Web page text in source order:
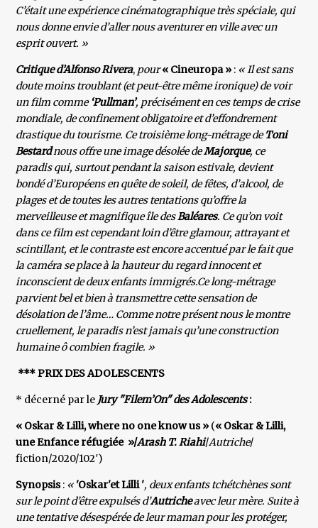
C’était une expérience cinématographique très spéciale, qui
nous donne envie d’aller nous aventurer en ville avec un
esprit ouvert. »
Critique d’Alfonso Rivera, pour« Cineuropa » : « Il est sans
doute moins troublant (et peut-être même ironique) de voir
un film comme ‘Pullman’, précisément en ces temps de crise
mondiale, de confinement obligatoire et d’effondrement
drastique du tourisme. Ce troisième long-métrage deToni
Bestardnous offre une image désolée deMajorque, ce
paradis qui, surtout pendant la saison estivale, devient
bondé d’Européens en quête de soleil, de fêtes, d’alcool, de
plages et de toutes les autres tentations qu’offre la
merveilleuse et magnifique île desBaléares. Ce qu’on voit
dans ce film est cependant loin d’être glamour, attrayant et
scintillant, et le contraste est encore accentué par le fait que
la caméra se place à la hauteur du regard innocent et
inconscient de deux enfants immigrés.Ce long-métrage
parvient bel et bien à transmettre cette sensation de
désolation de l’âme… Comme notre présent nous le montre
cruellement, le paradis n’est jamais qu’une construction
humaine ô combien fragile. »
*** PRIX DES ADOLESCENTS
* décerné par le Jury "Filem’On" des Adolescents:
« Oskar & Lilli, where no one know us » (« Oskar & Lilli,
une Enfance réfugiée »​/Arash T. Riahi/Autriche/
fiction/2020/102′)
Synopsis: «'Oskar'et Lilli ', deux enfants tchétchènes sont
sur le point d’être expulsés d’Autricheavec leur mère. Suite à
une tentative désespérée de leur maman pour les protéger,